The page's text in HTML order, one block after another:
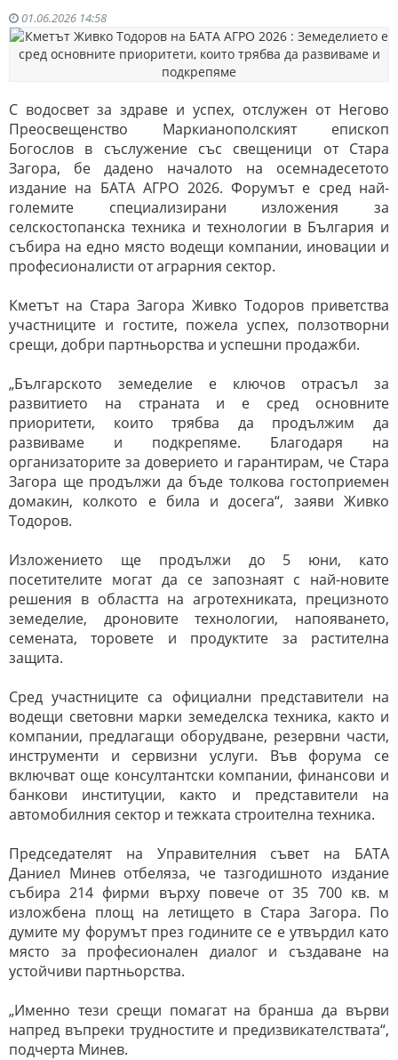
01.06.2026 14:58
С водосвет за здраве и успех, отслужен от Негово
Преосвещенство Маркианополският епископ
Богослов в съслужение със свещеници от Стара
Загора, бе дадено началото на осемнадесетото
издание на БАТА АГРО 2026. Форумът е сред най-
големите специализирани изложения за
селскостопанска техника и технологии в България и
събира на едно място водещи компании, иновации и
професионалисти от аграрния сектор.
Кметът на Стара Загора Живко Тодоров приветства
участниците и гостите, пожела успех, ползотворни
срещи, добри партньорства и успешни продажби.
„Българското земеделие е ключов отрасъл за
развитието на страната и е сред основните
приоритети, които трябва да продължим да
развиваме и подкрепяме. Благодаря на
организаторите за доверието и гарантирам, че Стара
Загора ще продължи да бъде толкова гостоприемен
домакин, колкото е била и досега“, заяви Живко
Тодоров.
Изложението ще продължи до 5 юни, като
посетителите могат да се запознаят с най-новите
решения в областта на агротехниката, прецизното
земеделие, дроновите технологии, напояването,
семената, торовете и продуктите за растителна
защита.
Сред участниците са официални представители на
водещи световни марки земеделска техника, както и
компании, предлагащи оборудване, резервни части,
инструменти и сервизни услуги. Във форума се
включват още консултантски компании, финансови и
банкови институции, както и представители на
автомобилния сектор и тежката строителна техника.
Председателят на Управителния съвет на БАТА
Даниел Минев отбеляза, че тазгодишното издание
събира 214 фирми върху повече от 35 700 кв. м
изложбена площ на летището в Стара Загора. По
думите му форумът през годините се е утвърдил като
място за професионален диалог и създаване на
устойчиви партньорства.
„Именно тези срещи помагат на бранша да върви
напред въпреки трудностите и предизвикателствата“,
подчерта Минев.